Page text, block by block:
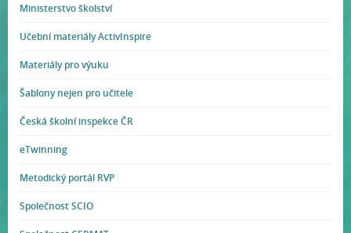
Ministerstvo školství
Učební materiály ActivInspire
Materiály pro výuku
Šablony nejen pro učitele
Česká školní inspekce ČR
eTwinning
Metodický portál RVP
Společnost SCIO